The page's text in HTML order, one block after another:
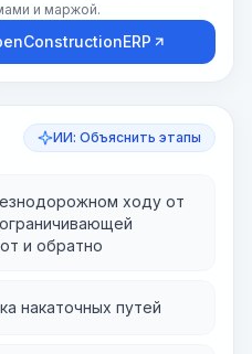
и маржой.
ИИ: Объяснить этапы
ходу от
и обратно
накаточных путей